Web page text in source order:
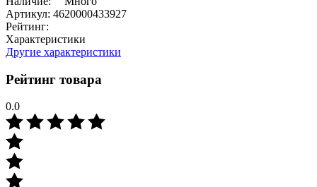
Артикул: 4620000433927
Рейтинг:
Характеристики
Другие характеристики
Рейтинг товара
0.0